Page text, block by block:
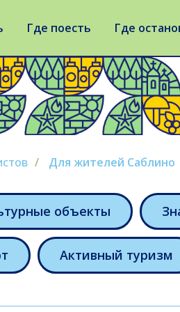
Где поесть Где
/ Для жителей Саблино
объекты
Активный туризм